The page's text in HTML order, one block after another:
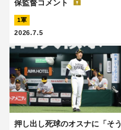
保監督コメント
1軍
2026.7.5
押し出し死球のオスナに「そう